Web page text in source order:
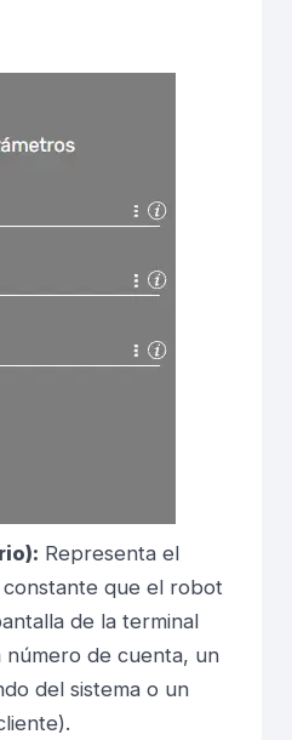
Representa el
que el robot
de la terminal
de cuenta, un
del sistema o un